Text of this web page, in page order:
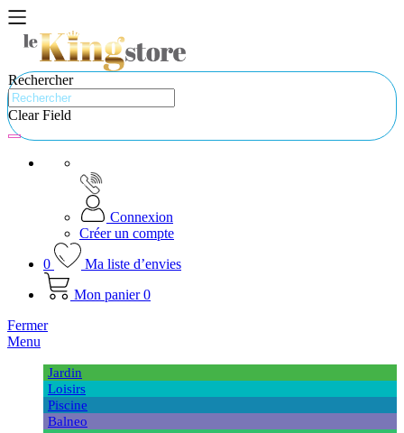
Rechercher
Clear Field
Connexion
Créer un compte
0
Ma liste d’envies
Mon panier 0
Fermer
Menu
Jardin
Loisirs
Piscine
Balneo